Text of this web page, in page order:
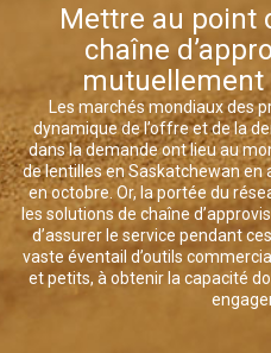
Mettre au point
chaîne
mutuellement
Les marchés mondiaux des
dynamique de l’offre et de la
dans la demande ont lieu au
de lentilles en Saskatchewan en
en octobre. Or, la portée du
les solutions de chaîne
d’assurer le service pendant
vaste éventail d’outils
et petits, à obtenir la capacité